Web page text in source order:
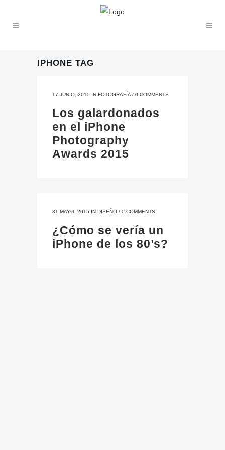
IPHONE TAG
17 JUNIO, 2015 IN FOTOGRAFÍA / 0 COMMENTS
Los galardonados
en el iPhone
Photography
Awards 2015
31 MAYO, 2015 IN DISEÑO / 0 COMMENTS
¿Cómo se vería un
iPhone de los 80’s?